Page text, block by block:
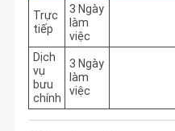
Trực
tiếp
3 Ngày
làm
việc
Dịch
vụ
bưu
chính
3 Ngày
làm
việc